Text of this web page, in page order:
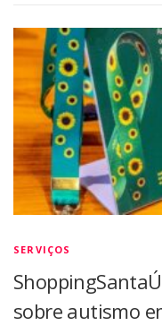
SERVIÇOS
sobre autismo